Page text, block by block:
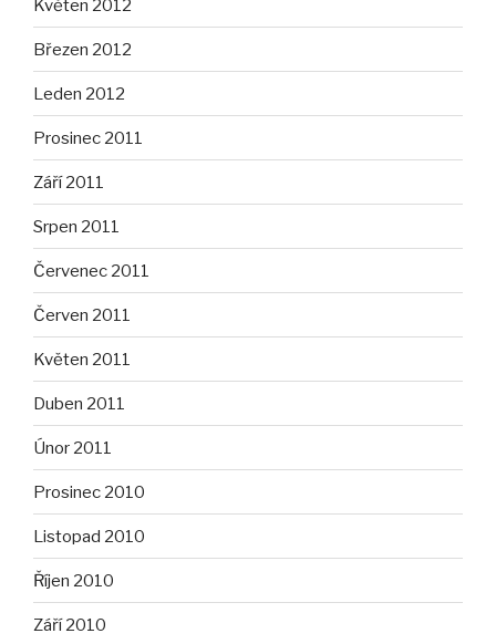
Květen 2012
Březen 2012
Leden 2012
Prosinec 2011
Září 2011
Srpen 2011
Červenec 2011
Červen 2011
Květen 2011
Duben 2011
Únor 2011
Prosinec 2010
Listopad 2010
Říjen 2010
Září 2010